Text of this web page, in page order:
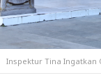
Inspektur Tina Ingatkan